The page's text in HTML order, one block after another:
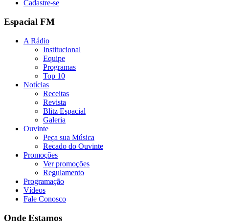
Cadastre-se
Espacial FM
A Rádio
Institucional
Equipe
Programas
Top 10
Notícias
Receitas
Revista
Blitz Espacial
Galeria
Ouvinte
Peça sua Música
Recado do Ouvinte
Promoções
Ver promoções
Regulamento
Programação
Vídeos
Fale Conosco
Onde Estamos